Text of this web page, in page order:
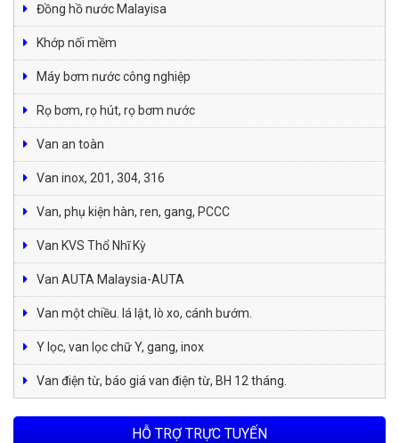
Đồng hồ nước Malayisa
Khớp nối mềm
Máy bơm nước công nghiệp
Rọ bơm, rọ hút, rọ bơm nước
Van an toàn
Van inox, 201, 304, 316
Van, phụ kiện hàn, ren, gang, PCCC
Van KVS Thổ Nhĩ Kỳ
Van AUTA Malaysia-AUTA
Van một chiều. lá lật, lò xo, cánh bướm.
Y lọc, van lọc chữ Y, gang, inox
Van điện từ, báo giá van điện từ, BH 12 tháng.
HỖ TRỢ TRỰC TUYẾN